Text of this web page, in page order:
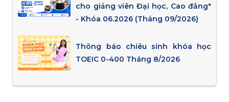
cho giảng viên Đại học, Cao đẳng"
- Khóa 06.2026 (Tháng 09/2026)
Thông báo chiêu sinh khóa học
TOEIC 0-400 Tháng 8/2026